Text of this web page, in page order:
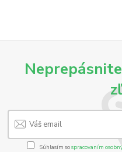
Súhlasím sospracovaním